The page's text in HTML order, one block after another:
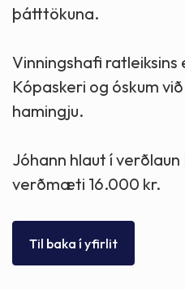
þátttökuna.
Vinningshafi
Kópaskeri og óskum
hamingju.
Jóhann hlaut í
verðmæti 16.000 kr.
Til baka í yfirlit